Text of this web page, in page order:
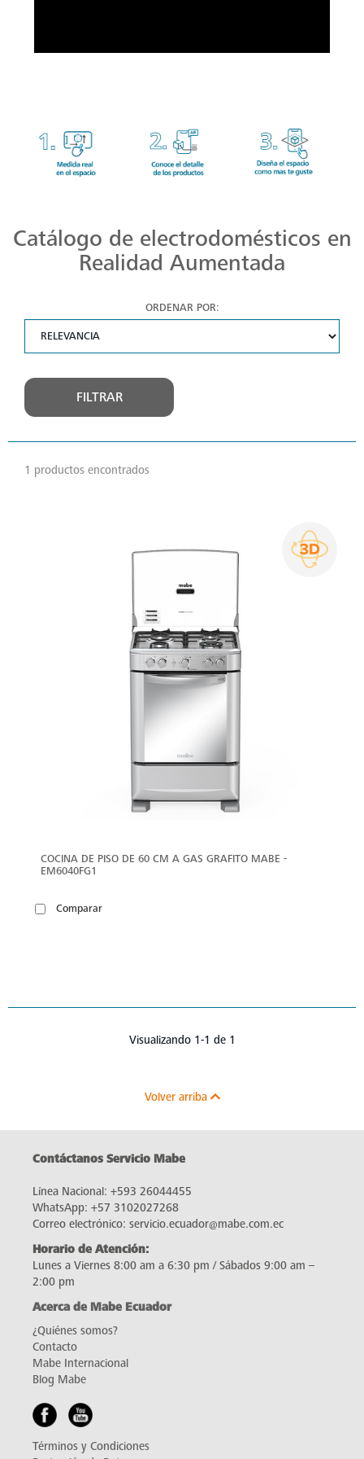
Catálogo de electrodomésticos en
Realidad Aumentada
ORDENAR POR:
FILTRAR
1 productos encontrados
MÁS
COCINA DE PISO DE 60 CM A GAS GRAFITO MABE -
EM6040FG1
Comparar
Visualizando 1-1 de 1
Volver arriba
Contáctanos Servicio Mabe
Línea Nacional: +593 26044455
WhatsApp: +57 3102027268
Correo electrónico: servicio.ecuador@mabe.com.ec
Horario de Atención:
Lunes a Viernes 8:00 am a 6:30 pm / Sábados 9:00 am –
2:00 pm
Acerca de Mabe Ecuador
¿Quiénes somos?
Contacto
Mabe Internacional
Blog Mabe
Términos y Condiciones